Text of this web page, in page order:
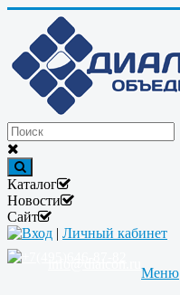
Каталог
Новости
Сайт
Вход | Личный кабинет
Меню